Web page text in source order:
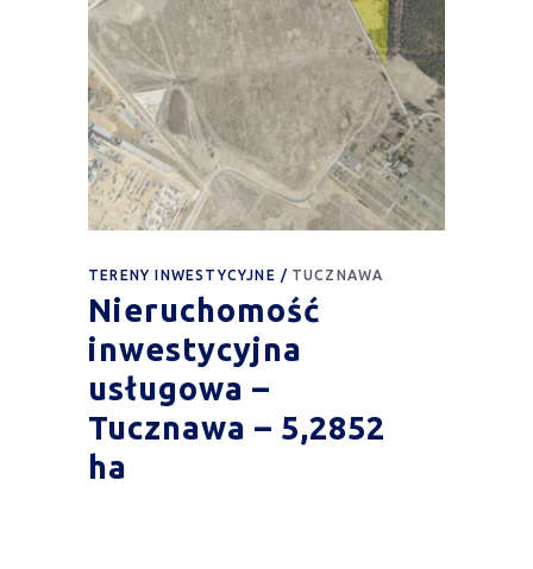
TERENY INWESTYCYJNE TUCZNAWA
Nieruchomość
inwestycyjna
usługowa –
Tucznawa – 5,2852
ha